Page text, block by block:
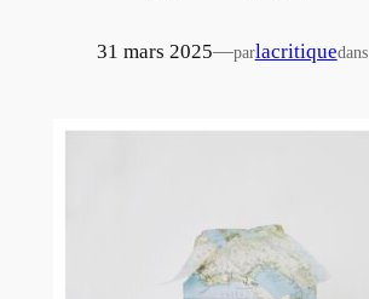
31 mars 2025—parlacritiquedans